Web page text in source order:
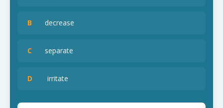
B decrease
C separate
D irritate